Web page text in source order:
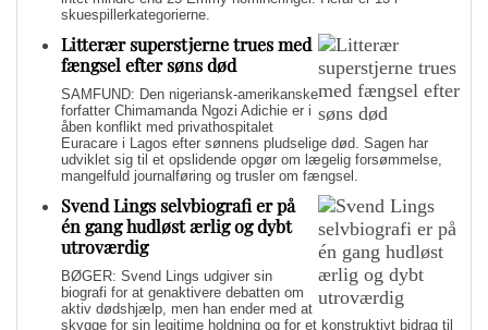
skuespillerkategorierne.
Litterær superstjerne trues med
fængsel efter søns død
SAMFUND: Den nigeriansk-amerikanske
forfatter Chimamanda Ngozi Adichie er i
åben konflikt med privathospitalet
Euracare i Lagos efter sønnens pludselige død. Sagen har
udviklet sig til et opslidende opgør om lægelig forsømmelse,
mangelfuld journalføring og trusler om fængsel.
Svend Lings selvbiografi er på
én gang hudløst ærlig og dybt
utroværdig
BØGER: Svend Lings udgiver sin
biografi for at genaktivere debatten om
aktiv dødshjælp, men han ender med at
skygge for sin legitime holdning og for et konstruktivt bidrag til